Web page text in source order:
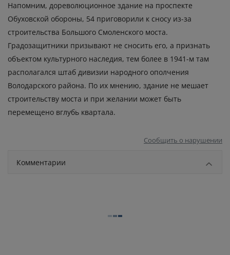
Напомним, дореволюционное здание на проспекте
Обуховской обороны, 54 приговорили к сносу из-за
строительства Большого Смоленского моста.
Градозащитники призывают не сносить его, а признать
объектом культурного наследия, тем более в 1941-м там
располагался штаб дивизии народного ополчения
Володарского района. По их мнению, здание не мешает
строительству моста и при желании может быть
перемещено вглубь квартала.
Сообщить о нарушении
Комментарии